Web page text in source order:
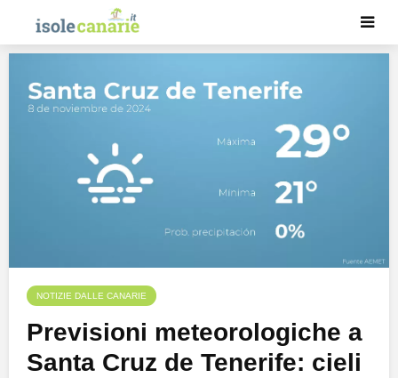
NOTIZIE DALLE CANARIE
Previsioni meteorologiche a
Santa Cruz de Tenerife: cieli